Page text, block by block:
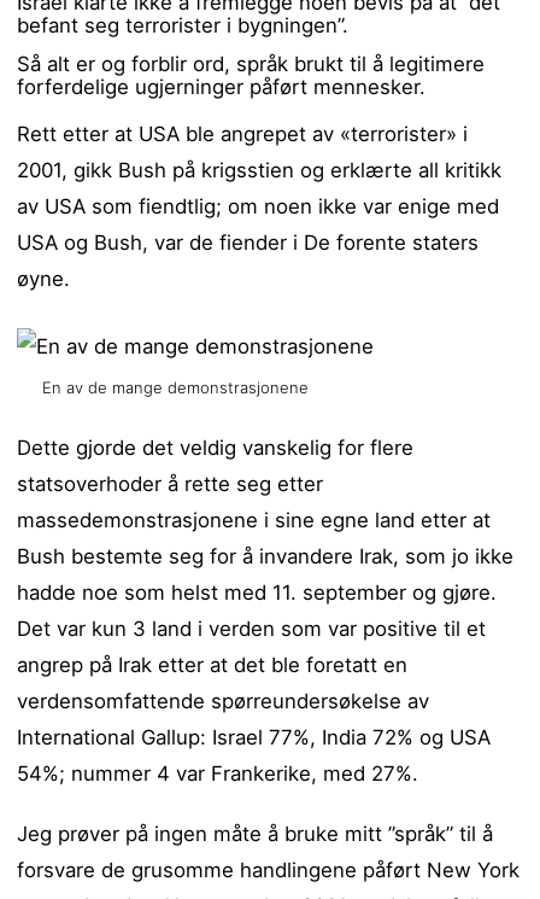
befant seg terrorister i bygningen”.
Så alt er og forblir ord, språk brukt til å legitimere
forferdelige ugjerninger påført mennesker.
Rett etter at USA ble angrepet av «terrorister» i
2001, gikk Bush på krigsstien og erklærte all kritikk
av USA som fiendtlig; om noen ikke var enige med
USA og Bush, var de fiender i De forente staters
øyne.
En av de mange demonstrasjonene
Dette gjorde det veldig vanskelig for flere
statsoverhoder å rette seg etter
massedemonstrasjonene i sine egne land etter at
Bush bestemte seg for å invandere Irak, som jo ikke
hadde noe som helst med 11. september og gjøre.
Det var kun 3 land i verden som var positive til et
angrep på Irak etter at det ble foretatt en
verdensomfattende spørreundersøkelse av
International Gallup: Israel 77%, India 72% og USA
54%; nummer 4 var Frankerike, med 27%.
Jeg prøver på ingen måte å bruke mitt ”språk” til å
forsvare de grusomme handlingene påført New York